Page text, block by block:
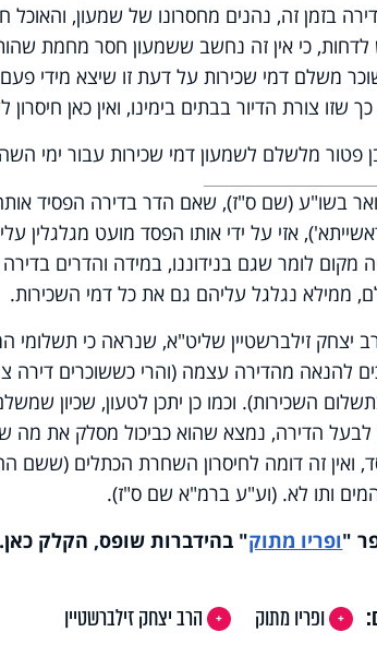
בזמן זה, נהנים מחסרונו של שמעון,
כי אין זה נחשב ששמעון חסר מחמת
משלם דמי שכירות על דעת זו שיצא מידי
שזו צורת הדיור בבתים בימינו, ואין כאן חיסרון
פטור מלשלם לשמעון דמי שכירות עבור ימי
בשו"ע (שם ס"ז), שאם הדר בדירה הפסיד
אזי על ידי אותו הפסד מועט מגלגלין
מקום לומר שגם בנידוננו, במידה והדרים
ממילא נגלגל עליהם גם את כל דמי השכירות.
יצחק זילברשטיין שליט"א, שנראה כי תשלומי
להנאה מהדירה עצמה (והרי כששוכרים
בתשלום השכירות). וכמו כן יתכן לטעון, שכיון
לבעל הדירה, נמצא שהוא כביכול מסלק את מה
ואין זה דומה לחיסרון השחרת הכתלים (ששם
ותו לא. (וע"ע ברמ"א שם ס"ז).
"ופריו מתוק" בהידברות שופס, הקלק כאן.
ופריו מתוק הרב יצחק זילברשטיין